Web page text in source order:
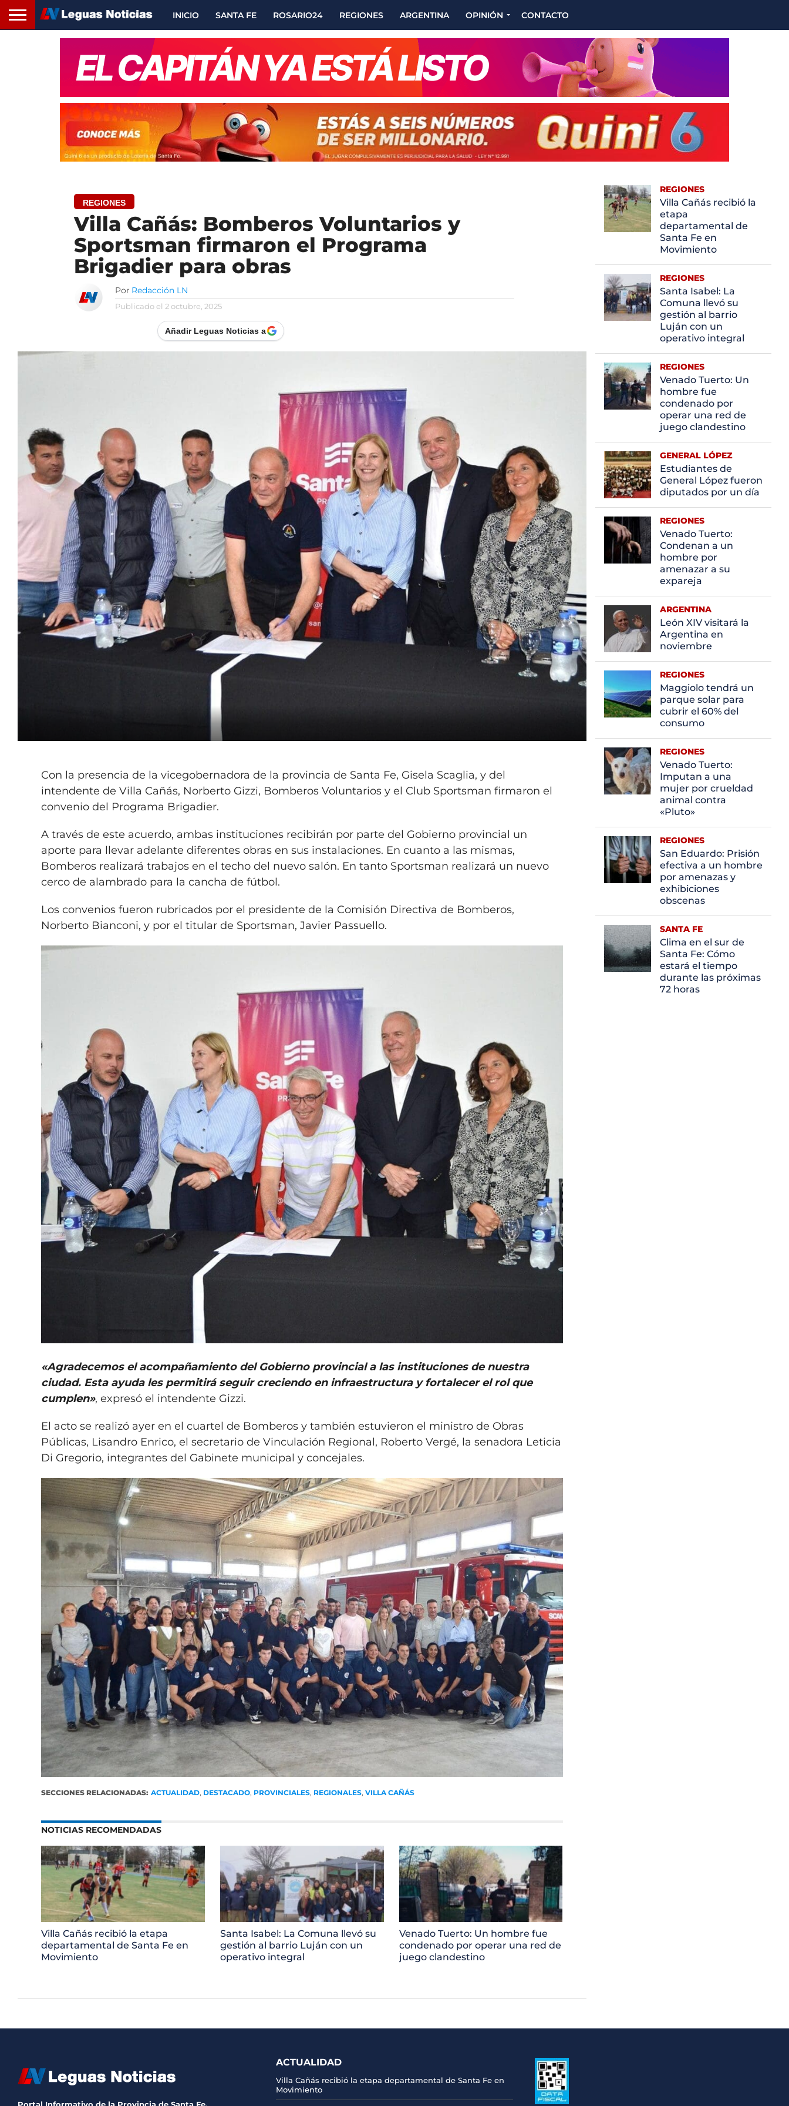
INICIO SANTA FE ROSARIO24 REGIONES ARGENTINA OPINIÓN CONTACTO
REGIONES
Villa Cañás: Bomberos Voluntarios y
Sportsman firmaron el Programa
Brigadier para obras
Por Redacción LN
Publicado el 2 octubre, 2025
Añadir Leguas Noticias a
Con la presencia de la vicegobernadora de la provincia de Santa Fe, Gisela Scaglia, y del
intendente de Villa Cañás, Norberto Gizzi, Bomberos Voluntarios y el Club Sportsman firmaron el
convenio del Programa Brigadier.
A través de este acuerdo, ambas instituciones recibirán por parte del Gobierno provincial un
aporte para llevar adelante diferentes obras en sus instalaciones. En cuanto a las mismas,
Bomberos realizará trabajos en el techo del nuevo salón. En tanto Sportsman realizará un nuevo
cerco de alambrado para la cancha de fútbol.
Los convenios fueron rubricados por el presidente de la Comisión Directiva de Bomberos,
Norberto Bianconi, y por el titular de Sportsman, Javier Passuello.
«Agradecemos el acompañamiento del Gobierno provincial a las instituciones de nuestra
ciudad. Esta ayuda les permitirá seguir creciendo en infraestructura y fortalecer el rol que
cumplen», expresó el intendente Gizzi.
El acto se realizó ayer en el cuartel de Bomberos y también estuvieron el ministro de Obras
Públicas, Lisandro Enrico, el secretario de Vinculación Regional, Roberto Vergé, la senadora Leticia
Di Gregorio, integrantes del Gabinete municipal y concejales.
SECCIONES RELACIONADAS: ACTUALIDAD, DESTACADO, PROVINCIALES, REGIONALES,VILLA CAÑÁS
NOTICIAS RECOMENDADAS
Villa Cañás recibió la etapa
departamental de Santa Fe en
Movimiento
Santa Isabel: La Comuna llevó su
gestión al barrio Luján con un
operativo integral
Venado Tuerto: Un hombre fue
condenado por operar una red de
juego clandestino
REGIONES
Villa Cañás recibió la
etapa
departamental de
Santa Fe en
Movimiento
REGIONES
Santa Isabel: La
Comuna llevó su
gestión al barrio
Luján con un
operativo integral
REGIONES
Venado Tuerto: Un
hombre fue
condenado por
operar una red de
juego clandestino
GENERAL LÓPEZ
Estudiantes de
General López fueron
diputados por un día
REGIONES
Venado Tuerto:
Condenan a un
hombre por
amenazar a su
expareja
ARGENTINA
León XIV visitará la
Argentina en
noviembre
REGIONES
Maggiolo tendrá un
parque solar para
cubrir el 60% del
consumo
REGIONES
Venado Tuerto:
Imputan a una
mujer por crueldad
animal contra
«Pluto»
REGIONES
San Eduardo: Prisión
efectiva a un hombre
por amenazas y
exhibiciones
obscenas
SANTA FE
Clima en el sur de
Santa Fe: Cómo
estará el tiempo
durante las próximas
72 horas
ACTUALIDAD
Villa Cañás recibió la etapa departamental de Santa Fe en
Movimiento